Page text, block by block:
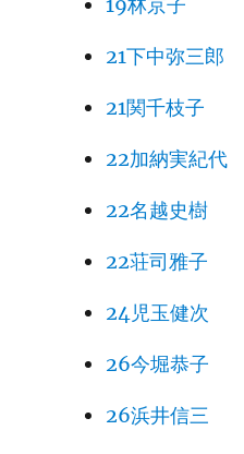
21下中弥三郎
21関千枝子
22加納実紀代
22名越史樹
22荘司雅子
24児玉健次
26今堀恭子
26浜井信三